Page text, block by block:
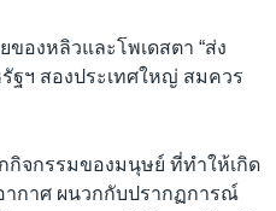
องหลิวและโพเดสตา “ส่ง
ฯ สองประเทศใหญ่ สมควร
จกรรมของมนุษย์ ที่ทำให้เกิด
ากาศ ผนวกกับปรากฏการณ์